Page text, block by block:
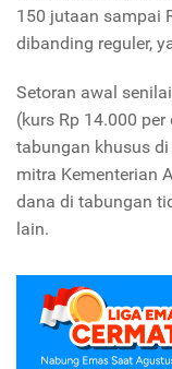
150 jutaan sampai
dibanding reguler,
Setoran awal
(kurs Rp 14.000
tabungan khusus
mitra Kementerian
dana di tabungan
lain.